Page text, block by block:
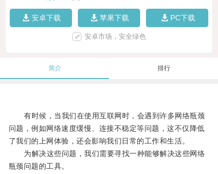
安卓下载 苹果下载 PC下载
安卓市场，安全绿色
简介 排行
有时候，当我们在使用互联网时，会遇到许多网络瓶颈
问题，例如网络速度缓慢、连接不稳定等问题，这不仅降低
了我们的上网体验，还会影响我们日常的工作和生活。
为解决这些问题，我们需要寻找一种能够解决这些网络
瓶颈问题的工具。